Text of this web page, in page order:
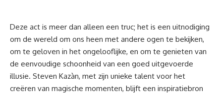
Deze act is meer dan alleen een truc; het is een uitnodiging
om de wereld om ons heen met andere ogen te bekijken,
om te geloven in het ongelooflijke, en om te genieten van
de eenvoudige schoonheid van een goed uitgevoerde
illusie. Steven Kazàn, met zijn unieke talent voor het
creëren van magische momenten, blijft een inspiratiebron